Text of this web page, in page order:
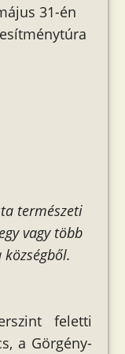
31-én
természeti
vagy több
feletti
a Görgény-